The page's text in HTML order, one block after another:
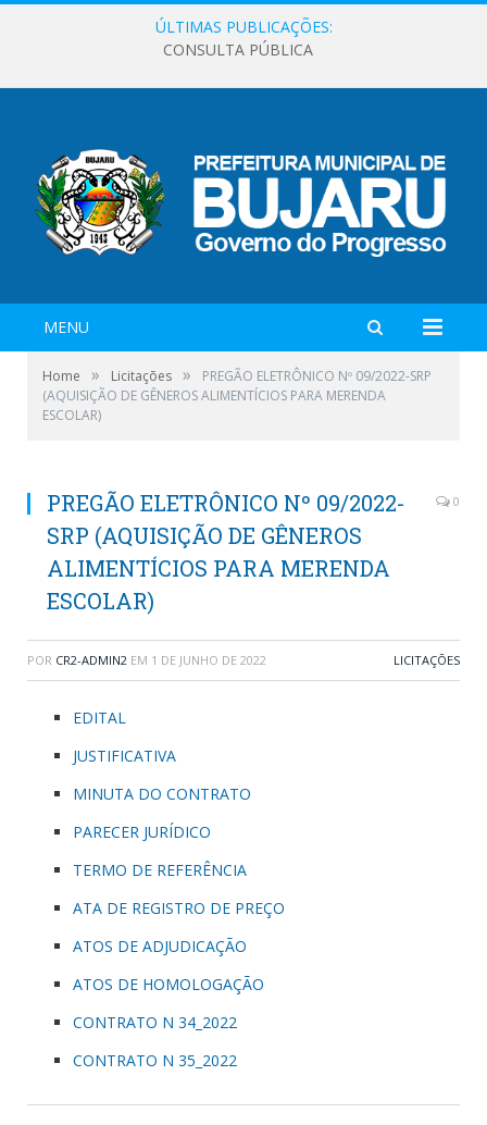
ÚLTIMAS PUBLICAÇÕES:
CONSULTA PÚBLICA
MENU
Home » Licitações »
PREGÃO ELETRÔNICO Nº 09/2022-SRP
(AQUISIÇÃO DE GÊNEROS ALIMENTÍCIOS PARA MERENDA
ESCOLAR)
PREGÃO ELETRÔNICO Nº 09/2022-
SRP (AQUISIÇÃO DE GÊNEROS
ALIMENTÍCIOS PARA MERENDA
ESCOLAR)
0
POR CR2-ADMIN2 EM 1 DE JUNHO DE 2022 LICITAÇÕES
EDITAL
JUSTIFICATIVA
MINUTA DO CONTRATO
PARECER JURÍDICO
TERMO DE REFERÊNCIA
ATA DE REGISTRO DE PREÇO
ATOS DE ADJUDICAÇÃO
ATOS DE HOMOLOGAÇÃO
CONTRATO N 34_2022
CONTRATO N 35_2022